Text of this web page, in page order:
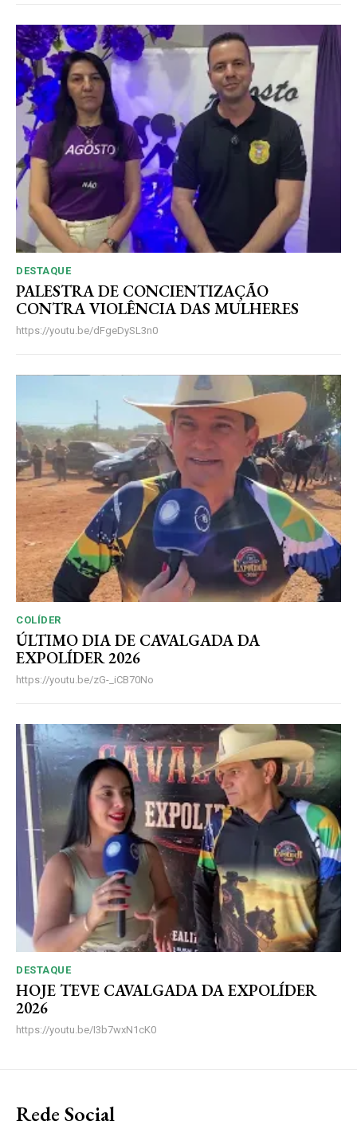
DESTAQUE
PALESTRA DE CONCIENTIZAÇÃO
CONTRA VIOLÊNCIA DAS MULHERES
https://youtu.be/dFgeDySL3n0
COLÍDER
ÚLTIMO DIA DE CAVALGADA DA
EXPOLÍDER 2026
https://youtu.be/zG-_iCB70No
DESTAQUE
HOJE TEVE CAVALGADA DA EXPOLÍDER
2026
https://youtu.be/I3b7wxN1cK0
Rede Social